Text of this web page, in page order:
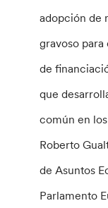
adopción de
gravoso
de
que
común en
Roberto
de Asuntos
Parlamento